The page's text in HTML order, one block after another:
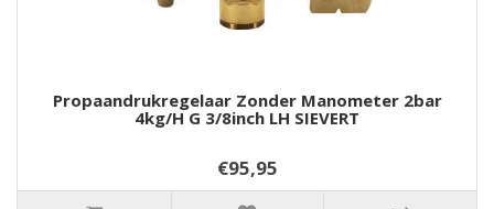
Propaandrukregelaar Zonder Manometer 2bar
4kg/h G 3/8inch LH SIEVERT
€95,95